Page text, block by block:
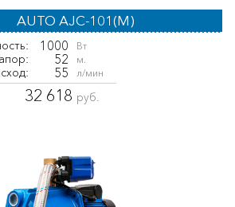
AUTO AJC-101(M)
1000 Вт
52 м.
55 л/мин
32 618 руб.